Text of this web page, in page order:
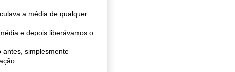
a média de qualquer
e depois liberávamos o
antes, simplesmente